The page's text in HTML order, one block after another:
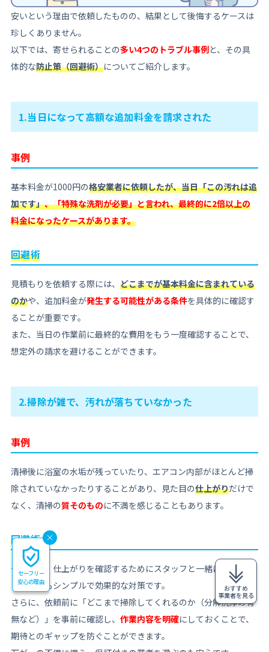
安いという理由で依頼したものの、結果として後悔するケースは
珍しくありません。
以下では、寄せられることの多い4つのトラブル事例と、その具
体的な防止策（回避術）についてご紹介します。
1.当日になって高額な追加料金を請求された
事例
基本料金が1000円の格安業者に依頼したが、当日「この汚れは追
加です」、「特殊な洗剤が必要」と言われ、最終的に2倍以上の
料金になったケースがあります。
回避術
見積もりを依頼する際には、 どこまでが基本料金に含まれている
のかや、追加料金が発生する可能性がある条件を具体的に確認す
ることが重要です。
また、当日の作業前に最終的な費用をもう一度確認することで、
想定外の請求を避けることができます。
2.掃除が雑で、汚れが落ちていなかった
事例
清掃後に浴室の水垢が残っていたり、エアコン内部がほとんど掃
除されていなかったりすることがあり、見た目の仕上がりだけで
なく、清掃の質そのものに不満を感じることもあります。
回避術
作業後は、仕上がりを確認するためにスタッフと一緒に確認する
ことが最もシンプルで効果的な対策です。
さらに、依頼前に「どこまで掃除してくれるのか（分解洗浄の有
無など）」を事前に確認し、 作業内容を明確にしておくことで、
期待とのギャップを防ぐことができます。
おすすめ
事業者を見る
セーフリー
安心の理由